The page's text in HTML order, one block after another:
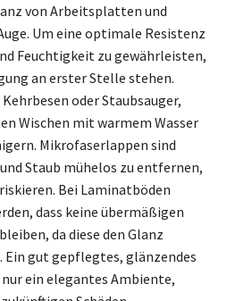
von Arbeitsplatten und
Um eine optimale Resistenz
Feuchtigkeit zu gewährleisten,
an erster Stelle stehen.
oder Staubsauger,
Wischen mit warmem Wasser
Mikrofaserlappen sind
Staub mühelos zu entfernen,
Bei Laminatböden
dass keine übermäßigen
da diese den Glanz
gut gepflegtes, glänzendes
ein elegantes Ambiente,